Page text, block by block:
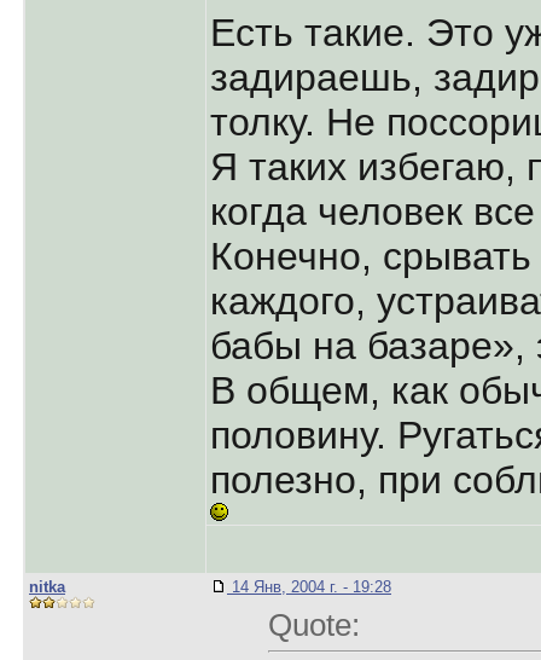
Есть такие. Это
задираешь,
толку. Не
Я таких избегаю,
когда человек
Конечно,
каждого,
бабы на базаре»,
В общем, как
половину.
полезно, при
nitka 14 Янв, 2004 г. - 19:28
Quote: